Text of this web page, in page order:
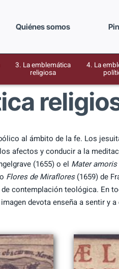
Quiénes somos
3. La emblemática
religiosa
4. La
al ámbito de la fe. Los
afectos y conducir a la
(1655) o el Mater
Flores de Miraflores(1659) de
contemplación teológica. En
devota enseña a sentir y a